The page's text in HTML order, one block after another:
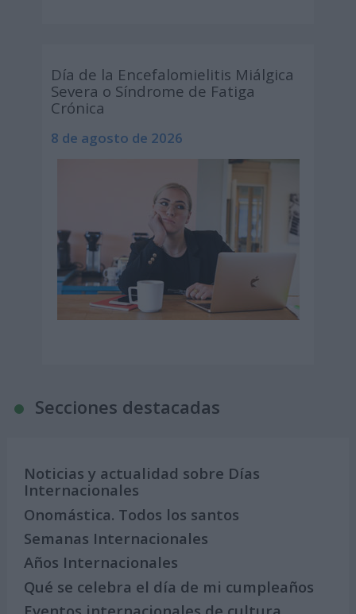
Día de la Encefalomielitis Miálgica
Severa o Síndrome de Fatiga
Crónica
8 de agosto de 2026
Secciones destacadas
Noticias y actualidad sobre Días
Internacionales
Onomástica. Todos los santos
Semanas Internacionales
Años Internacionales
Qué se celebra el día de mi cumpleaños